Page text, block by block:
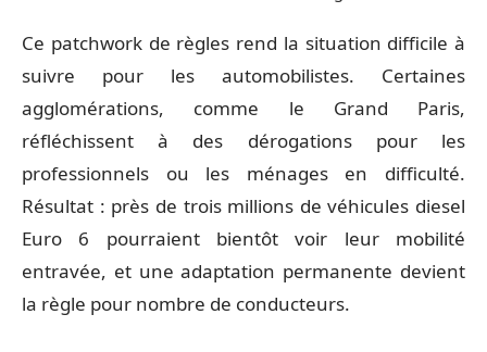
Ce patchwork de règles rend la situation difficile à
suivre pour les automobilistes. Certaines
agglomérations, comme le Grand Paris,
réfléchissent à des dérogations pour les
professionnels ou les ménages en difficulté.
Résultat : près de trois millions de véhicules diesel
Euro 6 pourraient bientôt voir leur mobilité
entravée, et une adaptation permanente devient
la règle pour nombre de conducteurs.